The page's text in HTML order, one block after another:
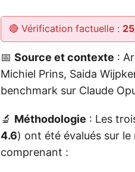
🔴 Vérification factuelle :
📅 Source et contexte :
Michiel Prins, Saida
benchmark sur Claude
🔬 Méthodologie : Les
4.6) ont été évalués sur
comprenant :